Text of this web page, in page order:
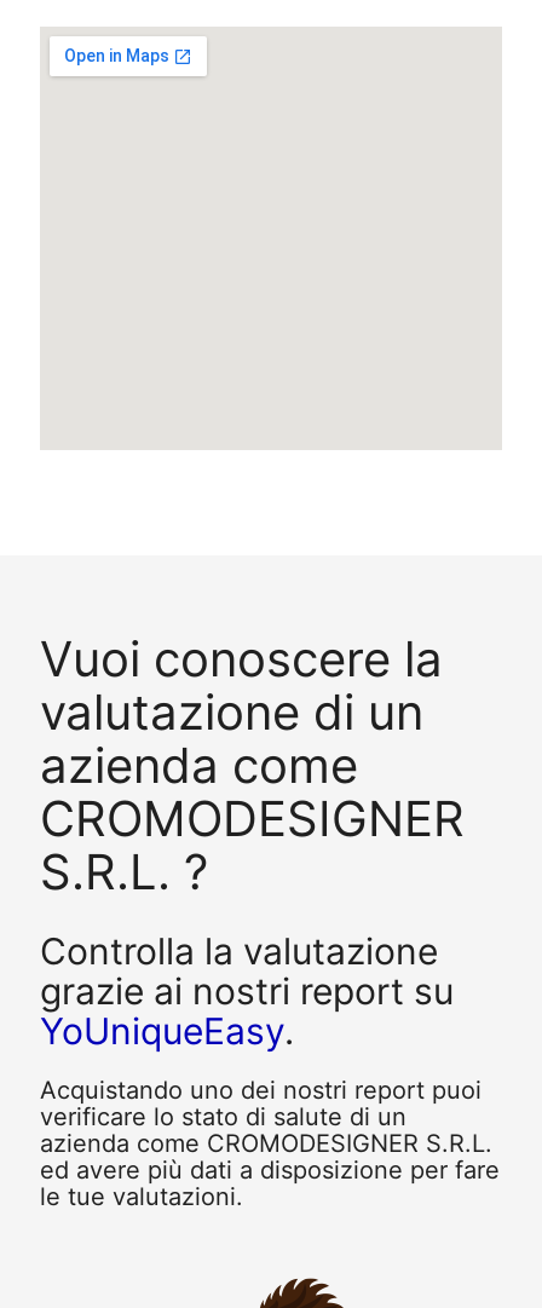
Vuoi conoscere la
valutazione di un
azienda come
CROMODESIGNER
S.R.L. ?
Controlla la valutazione
grazie ai nostri report su
YoUniqueEasy.
Acquistando uno dei nostri report puoi
verificare lo stato di salute di un
azienda come CROMODESIGNER S.R.L.
ed avere più dati a disposizione per fare
le tue valutazioni.